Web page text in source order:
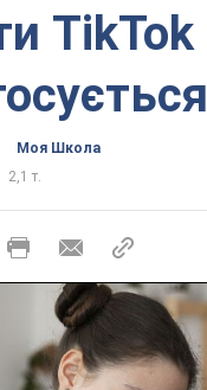
TikTok
Моя Школа
2,1 т.